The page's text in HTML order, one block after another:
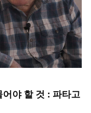
야 할 것 : 파타고